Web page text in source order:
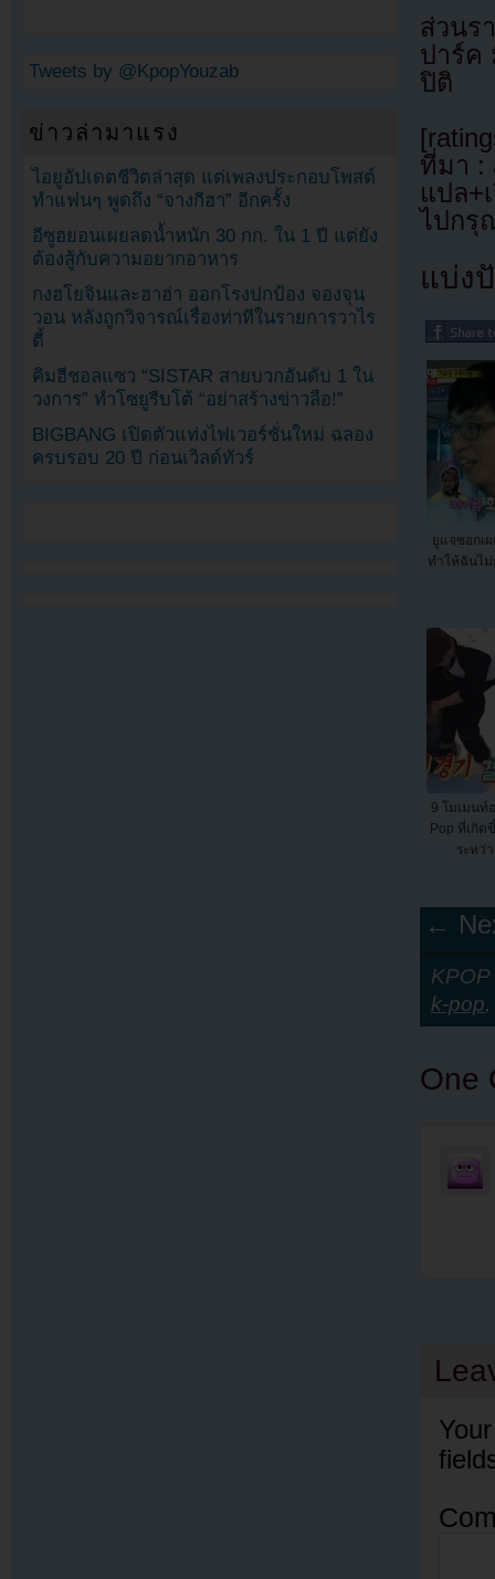
ส่วนร
ปาร์ค
ปิติ
ที่มา :
แปล+
ไปกรุ
แบ่ง
ยูแจซอกเผ
ทำให้ฉันไ
9 โมเมนท์
Pop ที่เกิด
ระหว่
←
k-pop,
One
Tweets by @KpopYouzab
ข่าวล่ามาแรง
ไอยูอัปเดตชีวิตล่าสุด แต่เพลงประกอบโพสต์
ทำแฟนๆ พูดถึง “จางกีฮา” อีกครั้ง
อีซูฮยอนเผยลดน้ำหนัก 30 กก. ใน 1 ปี แต่ยัง
ต้องสู้กับความอยากอาหาร
กงฮโยจินและฮาฮ่า ออกโรงปกป้อง จองจุน
วอน หลังถูกวิจารณ์เรื่องท่าทีในรายการวาไร
ตี้
คิมฮีชอลแซว “SISTAR สายบวกอันดับ 1 ใน
วงการ” ทำโซยูรีบโต้ “อย่าสร้างข่าวลือ!”
BIGBANG เปิดตัวแท่งไฟเวอร์ชั่นใหม่ ฉลอง
ครบรอบ 20 ปี ก่อนเวิลด์ทัวร์